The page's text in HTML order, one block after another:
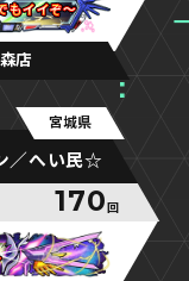
もイイぞ～
もイイぞ～
もイイぞ～
店
宮城県
／へい民☆
170 回